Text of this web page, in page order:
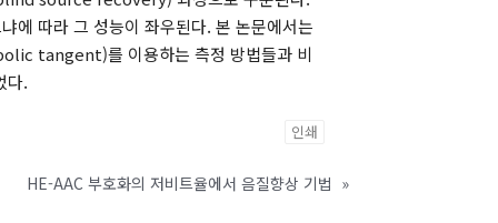
에 따라 그 성능이 좌우된다. 본 논문에서는
tangent)를 이용하는 측정 방법들과 비
다.
인쇄
HE-AAC 부호화의 저비트율에서 음질향상 기법 »